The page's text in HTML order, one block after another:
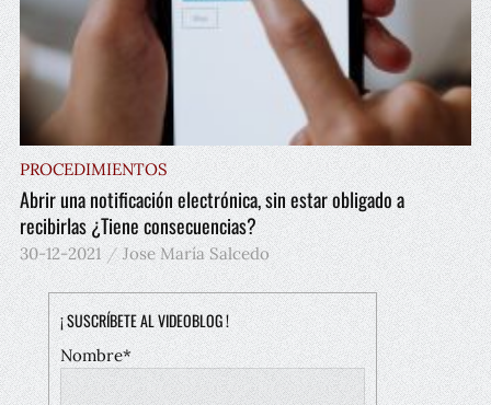
PROCEDIMIENTOS
Abrir una notificación electrónica, sin estar obligado a
recibirlas ¿Tiene consecuencias?
30-12-2021 Jose María Salcedo
¡ SUSCRÍBETE AL VIDEOBLOG !
Nombre*